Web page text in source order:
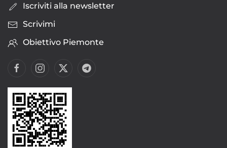
Iscriviti alla newsletter
Scrivimi
Obiettivo Piemonte